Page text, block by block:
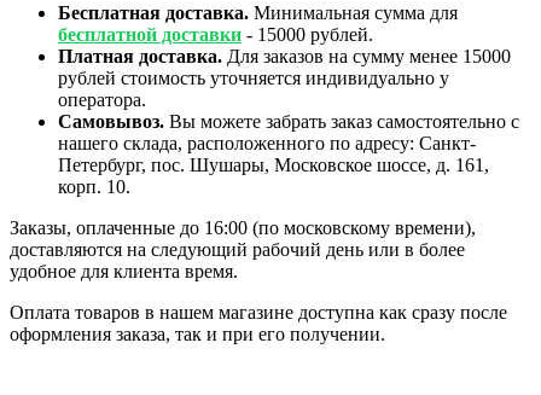
Бесплатная доставка. Минимальная сумма для
бесплатной доставки - 15000 рублей.
Платная доставка. Для заказов на сумму менее 15000
рублей стоимость уточняется индивидуально у
оператора.
Самовывоз. Вы можете забрать заказ самостоятельно с
нашего склада, расположенного по адресу: Санкт-
Петербург, пос. Шушары, Московское шоссе, д. 161,
корп. 10.
Заказы, оплаченные до 16:00 (по московскому времени),
доставляются на следующий рабочий день или в более
удобное для клиента время.
Оплата товаров в нашем магазине доступна как сразу после
оформления заказа, так и при его получении.